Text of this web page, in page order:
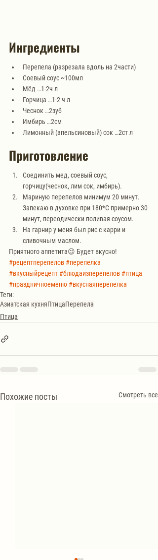
Ингредиенты
Перепела (разрезала вдоль на 2части)
Соевый соус ~100мл
Мёд …1-2ч л
Горчица …1-2 ч л
Чеснок …2зуб
Имбирь …2см
Лимонный (апельсиновый) сок …2ст л
Приготовление
Соединить мед, соевый соус,
горчицу(чеснок, лим сок, имбирь).
Мариную перепелов минимум 20 минут.
Запекаю в духовке при 180*С примерно 30
минут, переодически поливая соусом.
На гарнир у меня был рис с карри и
сливочным маслом.
Приятного аппетита😉 Будет вкусно!
#рецептперепелов#перепелка
#вкусныйрецепт#блюдаизперепелов#птица
#праздничноеменю#вкуснаяперепелка
Теги:
Азиатская кухняПтицаПерепела
Птица
Похожие посты Смотреть все